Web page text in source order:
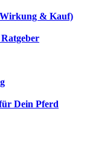
Wirkung & Kauf)
Dein Pferd